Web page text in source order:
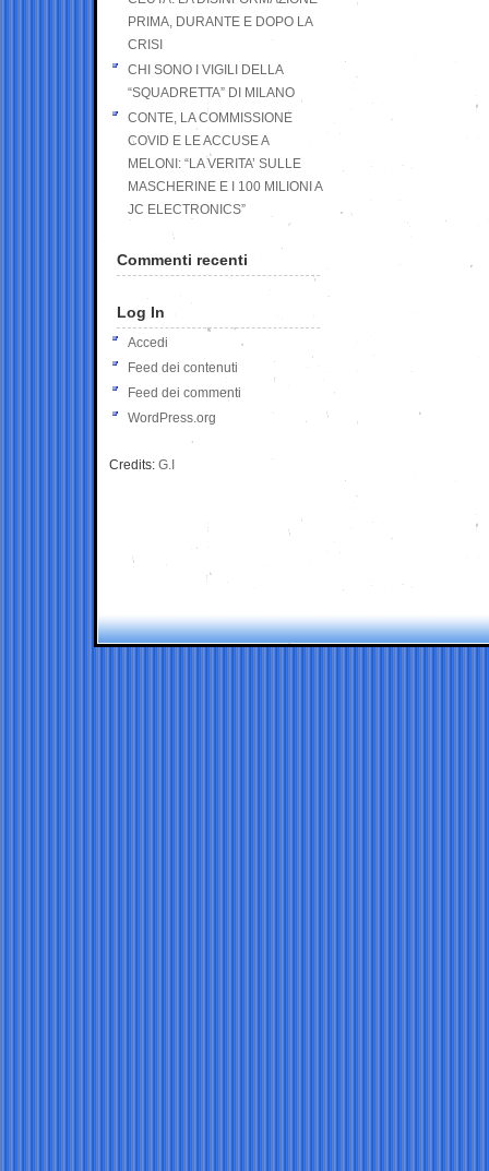
PRIMA, DURANTE E DOPO LA
CRISI
CHI SONO I VIGILI DELLA
“SQUADRETTA” DI MILANO
CONTE, LA COMMISSIONE
COVID E LE ACCUSE A
MELONI: “LA VERITA’ SULLE
MASCHERINE E I 100 MILIONI A
JC ELECTRONICS”
Commenti recenti
Log In
Accedi
Feed dei contenuti
Feed dei commenti
WordPress.org
Credits: G.I